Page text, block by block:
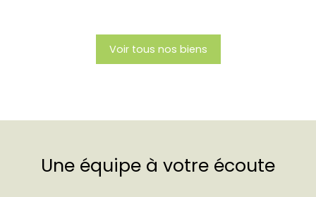
Voir tous nos biens
Une équipe à votre écoute